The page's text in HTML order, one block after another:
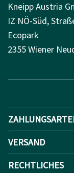
Kneipp Austria
IZ NÖ-Süd,
Ecopark
2355 Wiener
VERSAND
RECHTLICHES